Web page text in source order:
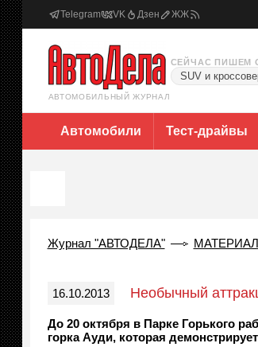
Telegram VK Дзен ЖЖ
АВТОМОБИЛЬНЫЙ ЖУРНАЛ
СЕЙЧАС ПИШЕМ
SUV и
Автомобили Тест-драйвы
Журнал "АВТОДЕЛА"
16.10.2013 Необычный
До 20 октября в Парке Горького
горка Ауди, которая